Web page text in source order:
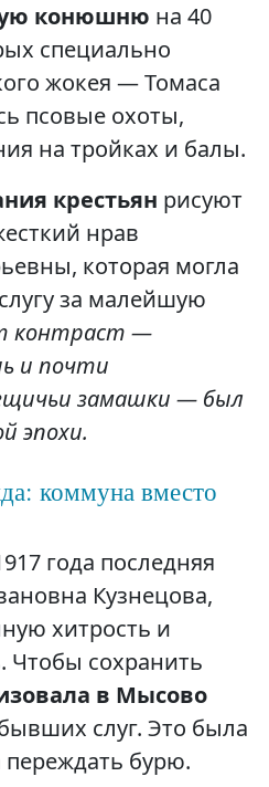
конюшню на 40
специально
жокея — Томаса
псовые охоты,
на тройках и балы.
крестьян рисуют
нрав
которая могла
за малейшую
контраст —
и почти
замашки — был
эпохи.
коммуна вместо
года последняя
Кузнецова,
хитрость и
Чтобы сохранить
в Мысово
слуг. Это была
бурю.